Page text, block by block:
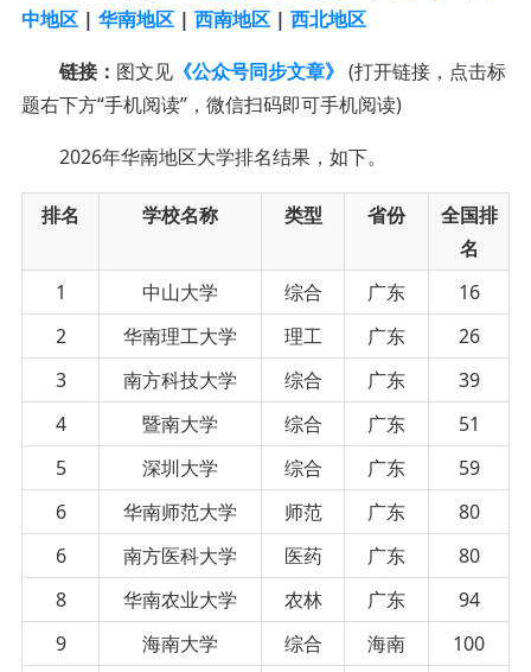
中地区| 华南地区| 西南地区| 西北地区
链接： 图文见《公众号同步文章》 (打开链接，点击标
题右下方“手机阅读”，微信扫码即可手机阅读)
2026年华南地区大学排名结果，如下。
排名 学校名称 类型 省份
全国排
名
1
中山大学 综合 广东
16
2
华南理工大学 理工 广东
26
3
南方科技大学 综合 广东
39
4
暨南大学 综合 广东
51
5
深圳大学 综合 广东
59
6
华南师范大学 师范 广东
80
6
南方医科大学 医药 广东
80
8
华南农业大学 农林 广东
94
9
海南大学 综合 海南
100